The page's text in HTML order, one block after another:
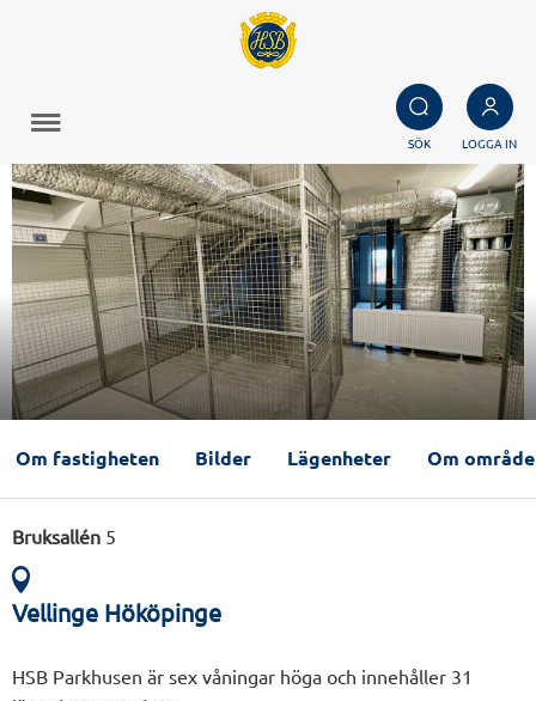
SÖK LOGGA IN
Om fastigheten Bilder Lägenheter Om
Bruksallén 5
Vellinge Hököpinge
HSB Parkhusen är sex våningar höga och innehåller 31